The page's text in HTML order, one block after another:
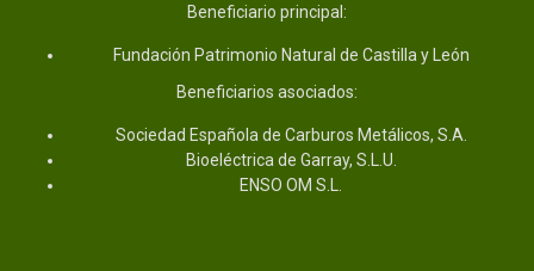
Beneficiario principal:
Fundación Patrimonio Natural de Castilla y León
Beneficiarios asociados:
Sociedad Española de Carburos Metálicos, S.A.
Bioeléctrica de Garray, S.L.U.
ENSO OM S.L.